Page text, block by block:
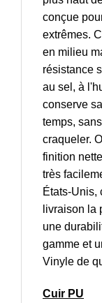
conçue
extrêmes.
en milieu
résistance
au sel, à
conserve
temps,
craqueler.
finition
très
États-Unis,
livraison la
une
gamme et
Vinyle de
Cuir PU